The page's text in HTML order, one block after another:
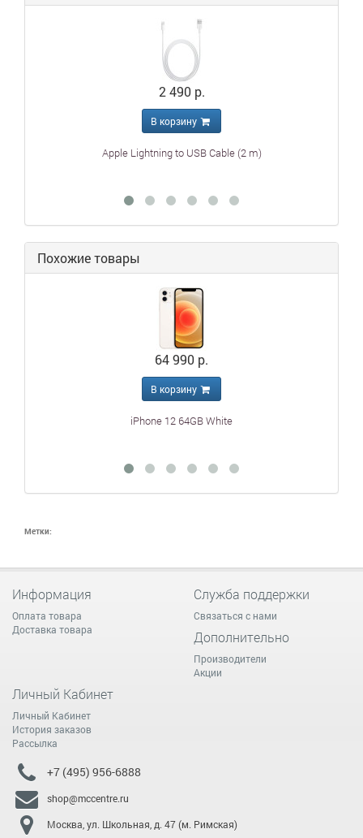
2 490 р.
В корзину
Apple Lightning to USB Cable (2 m)
Похожие товары
64 990 р.
В корзину
iPhone 12 64GB White
Метки:
Информация
Оплата товара
Доставка товара
Служба поддержки
Связаться с нами
Дополнительно
Производители
Акции
Личный Кабинет
Личный Кабинет
История заказов
Рассылка
+7 (495) 956-6888
shop@mccentre.ru
Москва, ул. Школьная, д. 47 (м. Римская)